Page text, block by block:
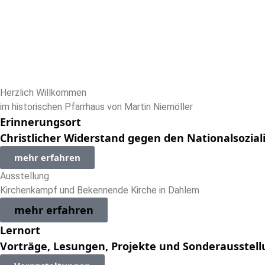
Herzlich Willkommen
im historischen Pfarrhaus von Martin Niemöller
Erinnerungsort
Christlicher Widerstand gegen den
mehr erfahren
Ausstellung
Kirchenkampf und Bekennende Kirche in Dahlem
mehr erfahren
Lernort
Vorträge, Lesungen, Projekte und